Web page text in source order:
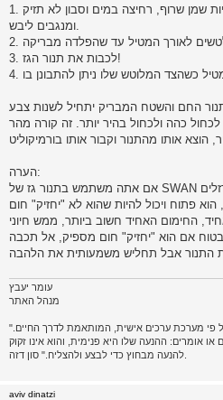
1. מנקים את המטיל היטב משאריות שמן שרוף, רחיצה במים וסבון לא תזיק
ומנגבים ליבש.
3. לכבות את תנור הגז!
החם והשטח המבריק יתחיל לשנות צבע
הערה:
אם אתה משתמש בתנור גז של SWAN יתכן שתהייה בעייה. זה תנור למפרזלים
הוא פתוח ויכול להיות שהוא לא "יחזיק" חום
אם הוא "יחזיק" חום מספיק, אל תכבה
עומר יעבץ
מנהל האתר
"מנהיגות, פירושה קודם כל, ניהול החיים על פי מערכת ערכים אישית, המותאמת לדרך החיים.
אומרים: ההנעה שלו היא פנימית, והוא אינו זקוק
aviv dinatzi